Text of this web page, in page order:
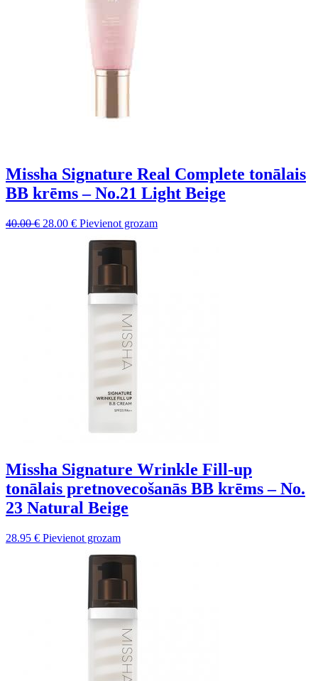
Missha Signature Real Complete tonālais
BB krēms – No.21 Light Beige
40.00€ Sākotnējā
28.00 €Pašreizējā
28.00 €.
Pievienot grozam
Missha Signature Wrinkle Fill-up
tonālais pretnovecošanās BB krēms – No.
23 Natural Beige
28.95 € Pievienot grozam